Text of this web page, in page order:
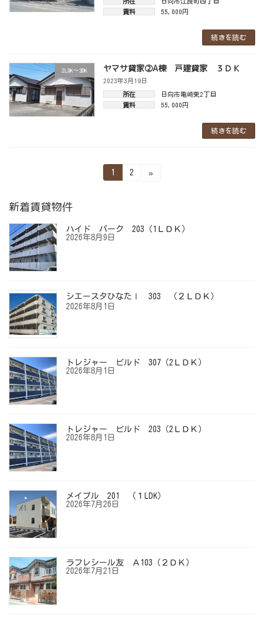
続きを読む
賃料
55,000円
2LDK～3DK ヤマサ貸家②A棟 戸建貸家 ３ＤＫ
2023年3月19日
続きを読む
所在
日向市亀崎東2丁目
賃料
55,000円
の
ペ
ー
ジ
送
り
固
定
1
固
2 »
新着賃貸物件
ハイド パーク 203（1ＬＤＫ）
2026年8月9日
シエースタひなたⅠ 303 （２ＬＤＫ）
2026年8月1日
トレジャー ビルド 307（2ＬＤＫ）
2026年8月1日
トレジャー ビルド 203（2ＬＤＫ）
2026年8月1日
メイプル 201 （１LDK）
2026年7月26日
ラフレシール友 Ａ103（２ＤＫ）
2026年7月21日